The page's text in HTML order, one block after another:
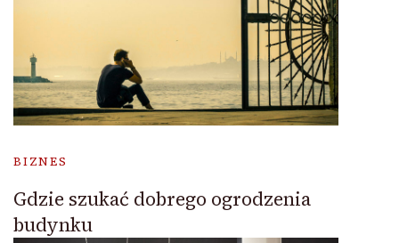
BIZNES
Gdzie szukać dobrego ogrodzenia
budynku